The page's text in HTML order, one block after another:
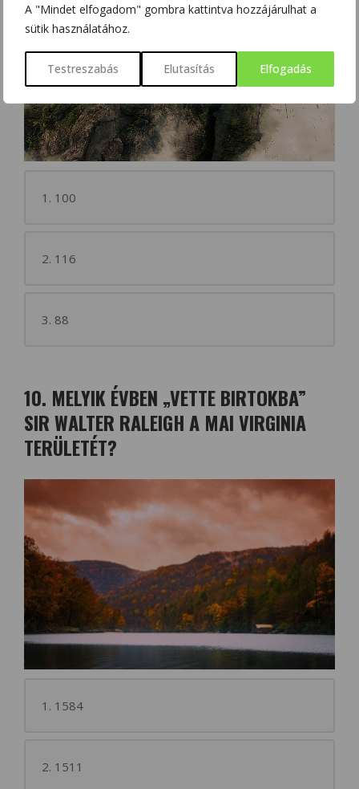
A "Mindet elfogadom" gombra kattintva hozzájárulhat a
sütik használatához.
Testreszabás Elutasítás Elfogadás
1. 100
2. 116
3. 88
10. MELYIK ÉVBEN „VETTE BIRTOKBA”
SIR WALTER RALEIGH A MAI VIRGINIA
TERÜLETÉT?
1. 1584
2. 1511